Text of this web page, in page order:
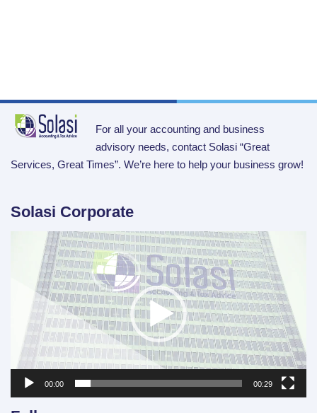
For all your accounting and business
advisory needs, contact Solasi “Great
Services, Great Times”. We’re here to help your business grow!
Solasi Corporate
Player
00:00 00:29